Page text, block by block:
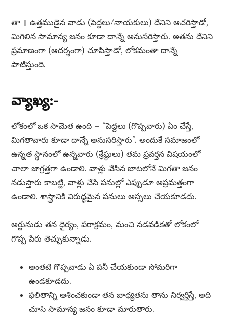
తా ॥ ఉత్తముడైన వాడు (పెద్దలు/నాయకులు) దేనిని ఆచరిస్తాడో,
మిగిలిన సామాన్య జనం కూడా దాన్నే అనుసరిస్తారు. అతను దేనిని
ప్రమాణంగా (ఆదర్శంగా) చూపిస్తాడో, లోకమంతా దాన్నే
పాటిస్తుంది.
వ్యాఖ్య:-
లోకంలో ఒక సామెత ఉంది – “పెద్దలు (గొప్పవారు) ఏం చేస్తే,
మిగతావారు కూడా దాన్నే అనుసరిస్తారు”. అందుకే సమాజంలో
ఉన్నత స్థానంలో ఉన్నవారు (శ్రేష్ఠులు) తమ ప్రవర్తన విషయంలో
చాలా జాగ్రత్తగా ఉండాలి. వాళ్లు వేసిన బాటలోనే మిగతా జనం
నడుస్తారు కాబట్టి, వాళ్లు చేసే పనుల్లో ఎప్పుడూ అప్రమత్తంగా
ఉండాలి. శాస్త్రానికి విరుద్ధమైన పనులు అస్సలు చేయకూడదు.
అర్జునుడు తన ధైర్యం, పరాక్రమం, మంచి నడవడికతో లోకంలో
గొప్ప పేరు తెచ్చుకున్నాడు.
అంతటి గొప్పవాడు ఏ పనీ చేయకుండా సోమరిగా
ఉండకూడదు.
ఫలితాన్ని ఆశించకుండా తన బాధ్యతను తాను నిర్వర్తిస్తే, అది
చూసి సామాన్య జనం కూడా మారుతారు.